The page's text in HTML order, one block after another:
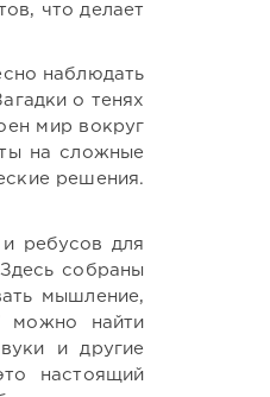
что делает
наблюдать
о тенях
мир вокруг
на сложные
решения.
ребусов для
собраны
мышление,
можно найти
и другие
настоящий